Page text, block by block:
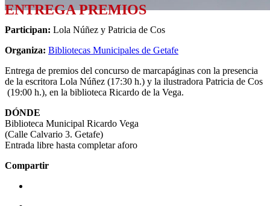
ENTREGA PREMIOS
Participan: Lola Núñez y Patricia de Cos
Organiza: Bibliotecas Municipales de Getafe
Entrega de premios del concurso de marcapáginas con la presencia
de la escritora Lola Núñez (17:30 h.) y la ilustradora Patricia de Cos
(19:00 h.), en la biblioteca Ricardo de la Vega.
DÓNDE
Biblioteca Municipal Ricardo Vega
(Calle Calvario 3. Getafe)
Entrada libre hasta completar aforo
Compartir